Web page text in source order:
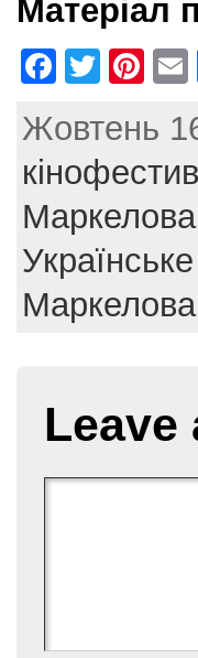
Матеріал
F
c
e
b
o
o
k
T
itt
er
Pi
er
e
st
l
Жовтень
Маркелова
Українське
Маркелова
Leave